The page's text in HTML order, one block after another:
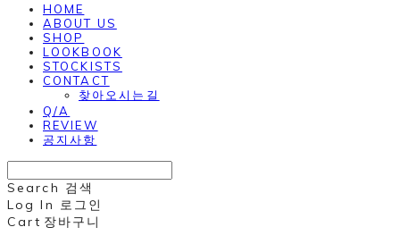
HOME
ABOUT US
SHOP
LOOKBOOK
STOCKISTS
CONTACT
찾아오시는길
Q/A
REVIEW
공지사항
Search 검색
Log In
로그인
Cart 장바구니